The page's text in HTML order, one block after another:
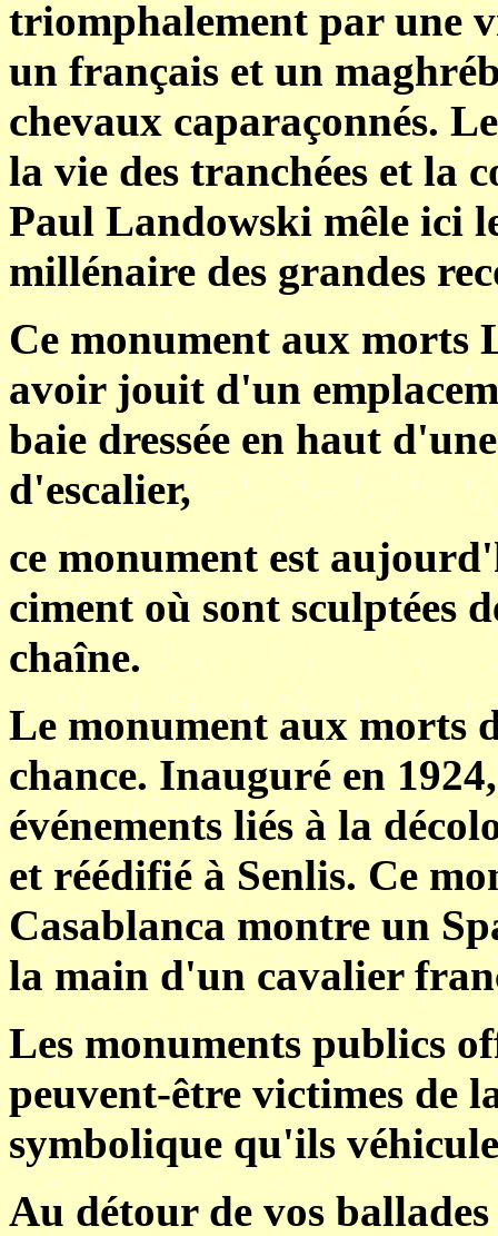
triomphalement par une
un français et un
chevaux caparaçonnés.
la vie des tranchées et la
Paul Landowski mêle ici
millénaire des grandes
Ce monument aux morts
avoir jouit d'un
baie dressée en haut
d'escalier,
ce monument est
ciment où sont sculptées
chaîne.
Le monument aux morts
chance. Inauguré en
événements liés à la
et réédifié à Senlis. Ce
Casablanca montre un
la main d'un cavalier
Les monuments publics
peuvent-être victimes de
symbolique qu'ils
Au détour de vos